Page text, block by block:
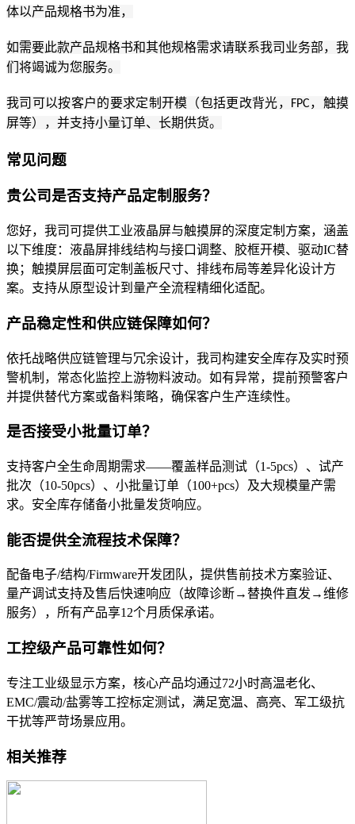
体以产品规格书为准，
如需要此款产品规格书和其他规格需求请联系我司业务部，我
们将竭诚为您服务。
我司可以按客户的要求定制开模（包括更改背光， FPC，触摸
屏等），并支持小量订单、长期供货。
常见问题
贵公司是否支持产品定制服务？
您好，我司可提供工业液晶屏与触摸屏的深度定制方案，涵盖
以下维度：液晶屏排线结构与接口调整、胶框开模、驱动IC替
换；触摸屏层面可定制盖板尺寸、排线布局等差异化设计方
案。支持从原型设计到量产全流程精细化适配。
产品稳定性和供应链保障如何？
依托战略供应链管理与冗余设计，我司构建安全库存及实时预
警机制，常态化监控上游物料波动。如有异常，提前预警客户
并提供替代方案或备料策略，确保客户生产连续性。
是否接受小批量订单？
支持客户全生命周期需求——覆盖样品测试（1-5pcs）、试产
批次（10-50pcs）、小批量订单（100+pcs）及大规模量产需
求。安全库存储备小批量发货响应。
能否提供全流程技术保障？
配备电子/结构/Firmware开发团队，提供售前技术方案验证、
量产调试支持及售后快速响应（故障诊断→替换件直发→维修
服务），所有产品享12个月质保承诺。
工控级产品可靠性如何？
专注工业级显示方案，核心产品均通过72小时高温老化、
EMC/震动/盐雾等工控标定测试，满足宽温、高亮、军工级抗
干扰等严苛场景应用。
相关推荐